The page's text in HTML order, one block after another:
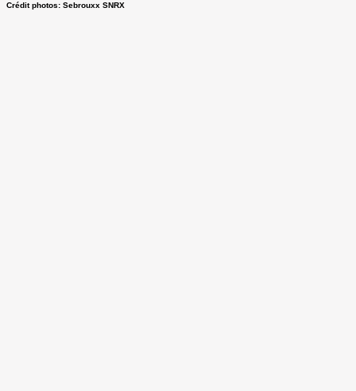
Crédit photos: Sebrouxx SNRX